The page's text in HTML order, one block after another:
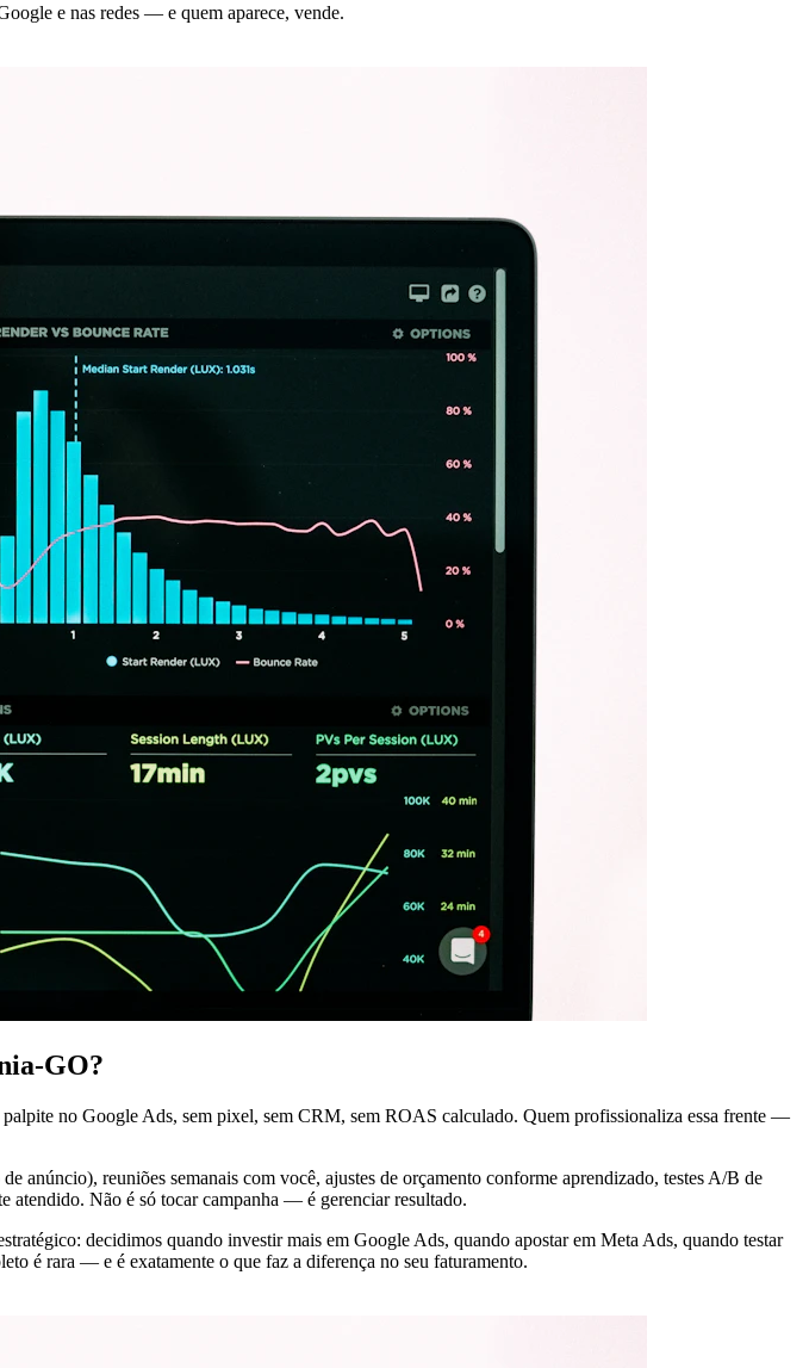
e nas redes — e quem aparece, vende.
GO?
no Google Ads, sem pixel, sem CRM, sem ROAS calculado. Quem profissionaliza essa frente —
anúncio), reuniões semanais com você, ajustes de orçamento conforme aprendizado, testes A/B de
atendido. Não é só tocar campanha — é gerenciar resultado.
decidimos quando investir mais em Google Ads, quando apostar em Meta Ads, quando testar
é rara — e é exatamente o que faz a diferença no seu faturamento.